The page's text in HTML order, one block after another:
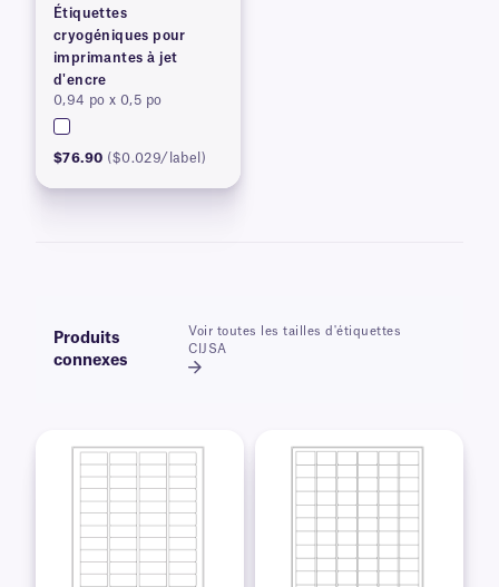
Étiquettes
cryogéniques pour
imprimantes à jet
d'encre
0,94 po x 0,5 po
$76.90 ($0.029/label)
Produits
connexes
Voir toutes les tailles d'étiquettes
CIJSA